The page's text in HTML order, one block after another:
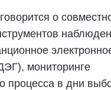
о
мониторинге
процесса в дни